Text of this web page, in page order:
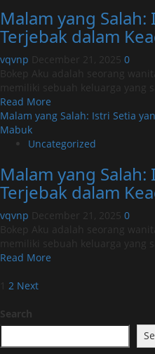
Salah:
Istri
Setia
yang
Terjebak
dalam
Mabuk
Malam yang
Terjebak dalam
vqvnp December 21, 2025 0
Bokep Aku adalah seorang
memiliki sebuah keluarga yang
Read More
more
Malam
Salah:
Istri
Setia
yang
Terjebak
dalam
Malam yang Salah: Istri Setia
Mabuk
Uncategorized
Malam yang
Terjebak dalam
vqvnp December 21, 2025 0
Bokep Aku adalah seorang
memiliki sebuah keluarga yang
Read More
Salah:
Posts
pagination
2 Next
Search